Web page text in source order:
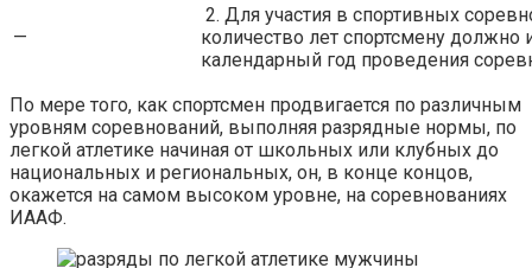
—
2. Для участия в спортивных
количество лет спортсмену должно
календарный год проведения
По мере того, как спортсмен продвигается по различным
уровням соревнований, выполняя разрядные нормы, по
легкой атлетике начиная от школьных или клубных до
национальных и региональных, он, в конце концов,
окажется на самом высоком уровне, на соревнованиях
ИААФ.